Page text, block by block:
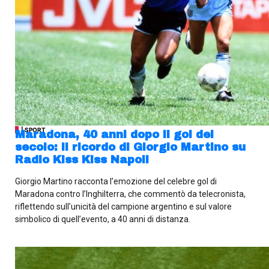
| SPORT
Maradona, 40 anni dopo il gol del
secolo: il ricordo di Giorgio Martino su
Radio Kiss Kiss Napoli
Giorgio Martino racconta l’emozione del celebre gol di
Maradona contro l’Inghilterra, che commentò da telecronista,
riflettendo sull’unicità del campione argentino e sul valore
simbolico di quell’evento, a 40 anni di distanza.